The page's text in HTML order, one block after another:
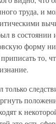
труда, и
в состоянии
форму
то,
только
к